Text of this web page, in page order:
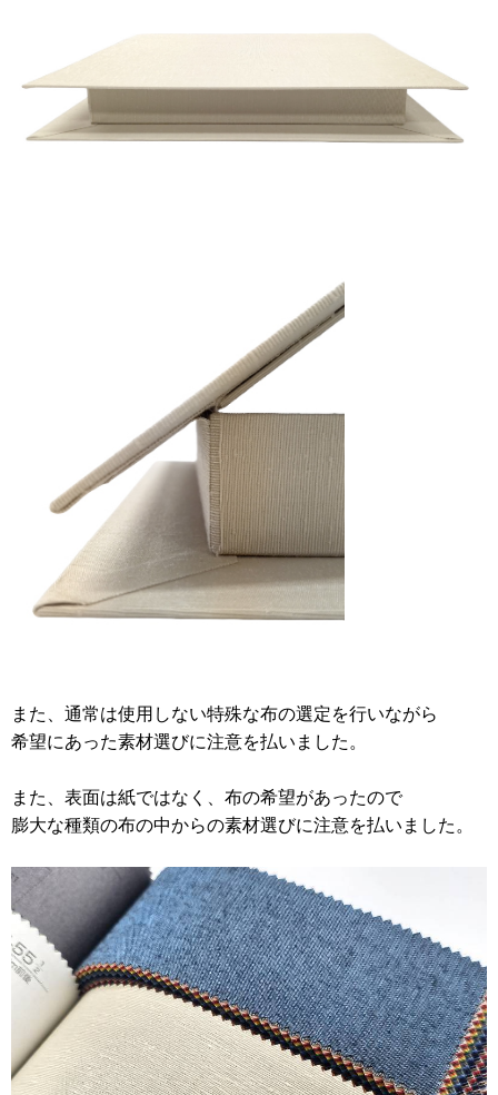
また、通常は使用しない特殊な布の選定を行いながら
希望にあった素材選びに注意を払いました。
また、表面は紙ではなく、布の希望があったので
膨大な種類の布の中からの素材選びに注意を払いました。